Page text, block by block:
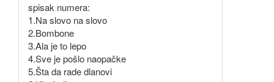
spisak numera:
1.Na slovo na slovo
2.Bombone
3.Ala je to lepo
4.Sve je pošlo naopačke
5.Šta da rade dlanovi